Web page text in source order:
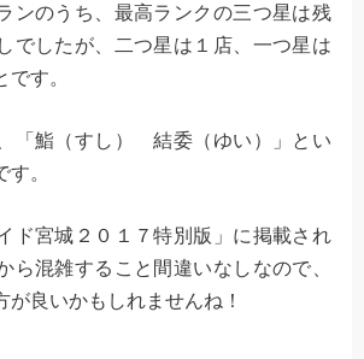
ンのうち、最高ランクの三つ星は残
でしたが、二つ星は１店、一つ星は
です。
「鮨（すし） 結委（ゆい）」とい
。
ド宮城２０１７特別版」に掲載され
ら混雑すること間違いなしなので、
が良いかもしれませんね！